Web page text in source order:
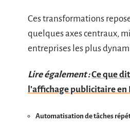
Ces transformations
quelques axes centraux,
entreprises les plus
Lire également :Ce que
l'affichage publicitaire en
Automatisation de tâches